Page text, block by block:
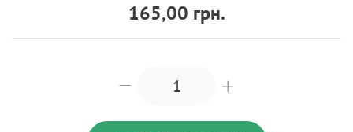
165,00 грн.